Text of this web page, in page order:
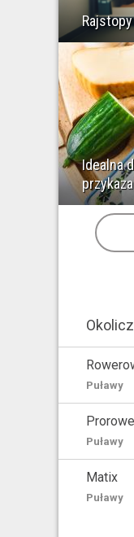
Idealna
Puławy
Puławy
Matix
Puławy